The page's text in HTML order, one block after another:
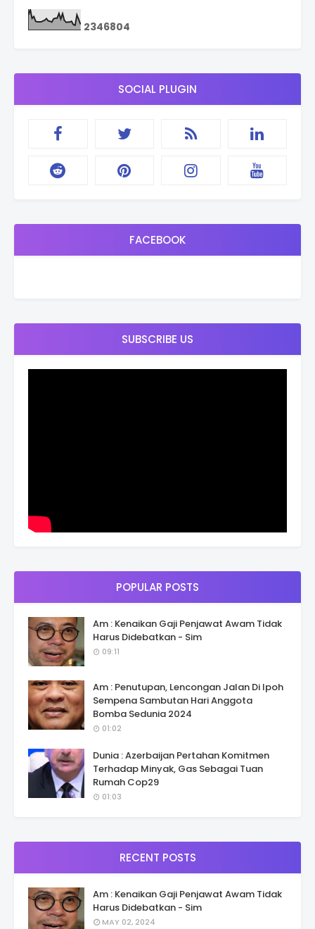
2346804
SOCIAL PLUGIN
FACEBOOK
SUBSCRIBE US
POPULAR POSTS
Am : Kenaikan Gaji Penjawat Awam Tidak
Harus Didebatkan - Sim
09:11
Am : Penutupan, Lencongan Jalan Di Ipoh
Sempena Sambutan Hari Anggota
Bomba Sedunia 2024
01:02
Dunia : Azerbaijan Pertahan Komitmen
Terhadap Minyak, Gas Sebagai Tuan
Rumah Cop29
01:03
RECENT POSTS
Am : Kenaikan Gaji Penjawat Awam Tidak
Harus Didebatkan - Sim
MAY 02, 2024